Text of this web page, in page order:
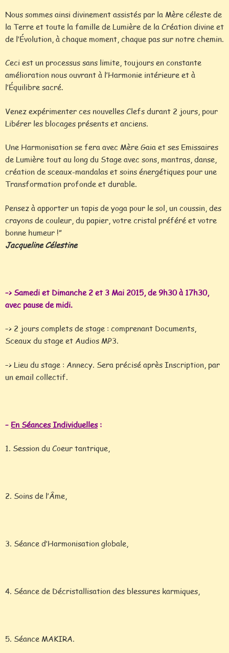
Nous sommes ainsi divinement assistés par la Mère céleste de
la Terre et toute la famille de Lumière de la Création divine et
de l’Évolution, à chaque moment, chaque pas sur notre chemin.
Ceci est un processus sans limite, toujours en constante
amélioration nous ouvrant à l’Harmonie intérieure et à
l’Équilibre sacré.
Venez expérimenter ces nouvelles Clefs durant 2 jours, pour
Libérer les blocages présents et anciens.
Une Harmonisation se fera avec Mère Gaia et ses Emissaires
de Lumière tout au long du Stage avec sons, mantras, danse,
création de sceaux-mandalas et soins énergétiques pour une
Transformation profonde et durable.
Pensez à apporter un tapis de yoga pour le sol, un coussin, des
crayons de couleur, du papier, votre cristal préféré et votre
bonne humeur !”
Jacqueline Célestine
–> Samedi et Dimanche 2 et 3 Mai 2015, de 9h30 à 17h30,
avec pause de midi.
–> 2 jours complets de stage : comprenant Documents,
Sceaux du stage et Audios MP3.
–> Lieu du stage : Annecy. Sera précisé après Inscription, par
un email collectif.
– En Séances Individuelles:
1. Session du Coeur tantrique,
2. Soins de l’Âme,
3. Séance d’Harmonisation globale,
4. Séance de Décristallisation des blessures karmiques,
5. Séance MAKIRA.